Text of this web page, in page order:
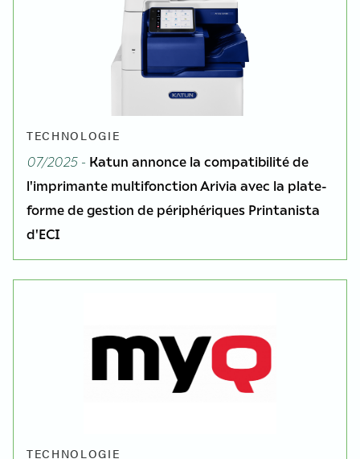
TECHNOLOGIE
07/2025 - Katun annonce la compatibilité de
l'imprimante multifonction Arivia avec la plate-
forme de gestion de périphériques Printanista
d'ECI
TECHNOLOGIE